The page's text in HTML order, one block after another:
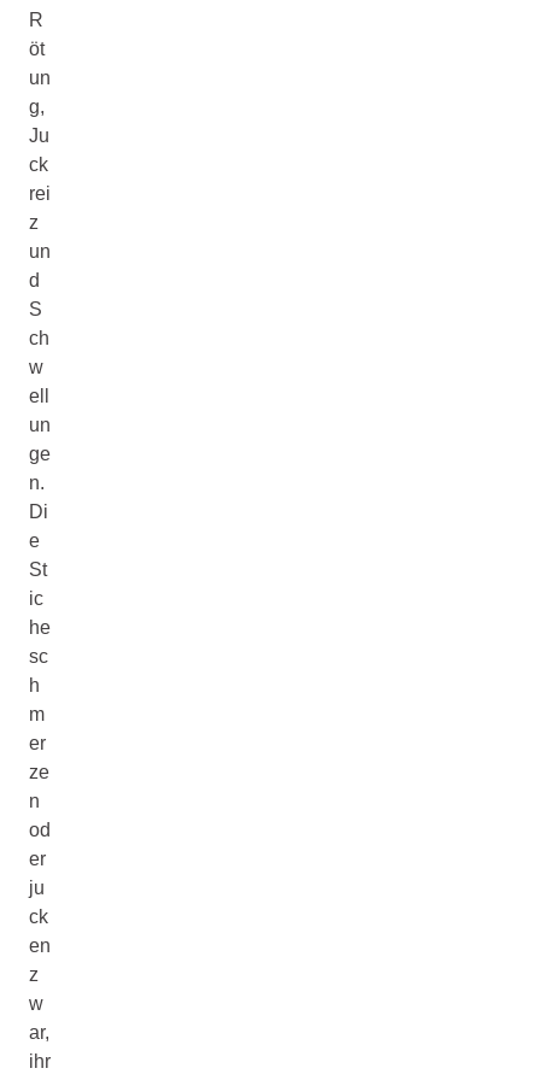
R
öt
un
g,
Ju
ck
rei
z
un
d
S
ch
w
ell
un
ge
n.
Di
e
St
ic
he
sc
h
m
er
ze
n
od
er
ju
ck
en
z
w
ar,
ihr